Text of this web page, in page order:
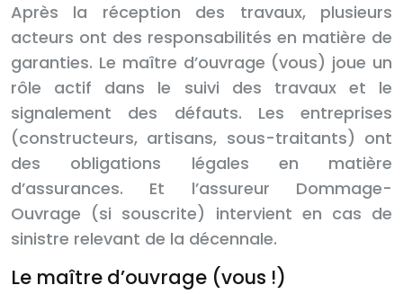
Après la réception des travaux, plusieurs
acteurs ont des responsabilités en matière de
garanties. Le maître d’ouvrage (vous) joue un
rôle actif dans le suivi des travaux et le
signalement des défauts. Les entreprises
(constructeurs, artisans, sous-traitants) ont
des obligations légales en matière
d’assurances. Et l’assureur Dommage-
Ouvrage (si souscrite) intervient en cas de
sinistre relevant de la décennale.
Le maître d’ouvrage (vous !)